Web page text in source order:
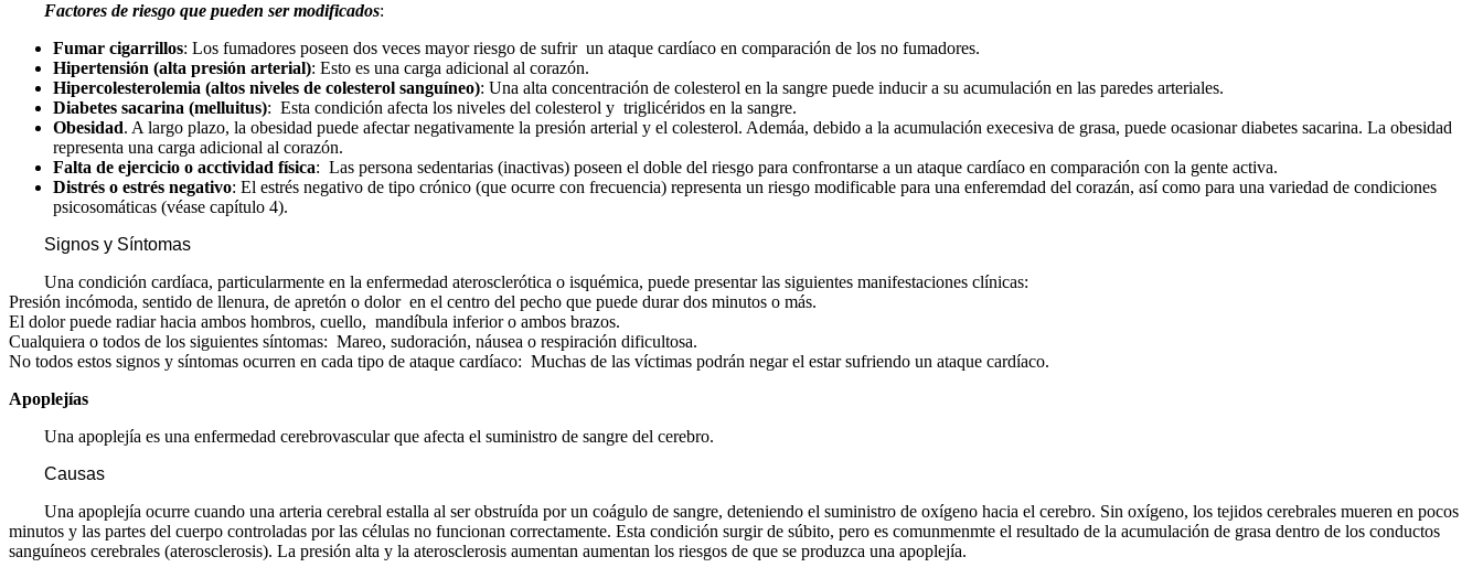
Factores de riesgo que pueden ser modificados:
Fumar cigarrillos: Los fumadores poseen dos veces mayor riesgo de sufrir un ataque cardíaco en comparación de los no fumadores.
Hipertensión (alta presión arterial): Esto es una carga adicional al corazón.
Hipercolesterolemia (altos niveles de colesterol sanguíneo): Una alta concentración de colesterol en la sangre puede inducir a su acumulación en las paredes arteriales.
Diabetes sacarina (melluitus): Esta condición afecta los niveles del colesterol y triglicéridos en la sangre.
Obesidad. A largo plazo, la obesidad puede afectar negativamente la presión arterial y el colesterol. Ademáa, debido a la acumulación execesiva de grasa, puede ocasionar diabetes sacarina. La obesidad
representa una carga adicional al corazón.
Falta de ejercicio o acctividad física: Las persona sedentarias (inactivas) poseen el doble del riesgo para confrontarse a un ataque cardíaco en comparación con la gente activa.
Distrés o estrés negativo: El estrés negativo de tipo crónico (que ocurre con frecuencia) representa un riesgo modificable para una enferemdad del corazán, así como para una variedad de condiciones
psicosomáticas (véase capítulo 4).
Signos y Síntomas
Una condición cardíaca, particularmente en la enfermedad aterosclerótica o isquémica, puede presentar las siguientes manifestaciones clínicas:
Presión incómoda, sentido de llenura, de apretón o dolor en el centro del pecho que puede durar dos minutos o más.
El dolor puede radiar hacia ambos hombros, cuello, mandíbula inferior o ambos brazos.
Cualquiera o todos de los siguientes síntomas: Mareo, sudoración, náusea o respiración dificultosa.
No todos estos signos y síntomas ocurren en cada tipo de ataque cardíaco: Muchas de las víctimas podrán negar el estar sufriendo un ataque cardíaco.
Apoplejías
Una apoplejía es una enfermedad cerebrovascular que afecta el suministro de sangre del cerebro.
Causas
Una apoplejía ocurre cuando una arteria cerebral estalla al ser obstruída por un coágulo de sangre, deteniendo el suministro de oxígeno hacia el cerebro. Sin oxígeno, los tejidos cerebrales mueren en pocos
minutos y las partes del cuerpo controladas por las células no funcionan correctamente. Esta condición surgir de súbito, pero es comunmenmte el resultado de la acumulación de grasa dentro de los conductos
sanguíneos cerebrales (aterosclerosis). La presión alta y la aterosclerosis aumentan aumentan los riesgos de que se produzca una apoplejía.